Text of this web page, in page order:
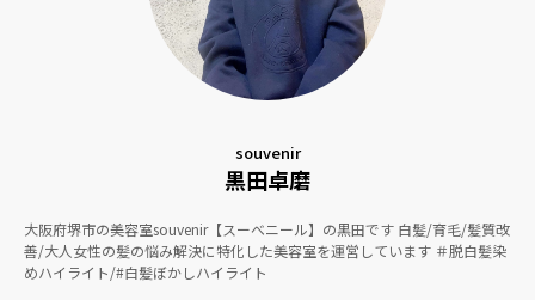
souvenir
黒田卓磨
大阪府堺市の美容室souvenir【スーべニール】の黒田です 白髪/育毛/髪質改
善/大人女性の髪の悩み解決に特化した美容室を運営しています ＃脱白髪染
めハイライト/#白髪ぼかしハイライト